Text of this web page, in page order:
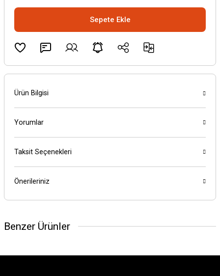
Sepete Ekle
Ürün Bilgisi
Yorumlar
Taksit Seçenekleri
Önerileriniz
Benzer Ürünler